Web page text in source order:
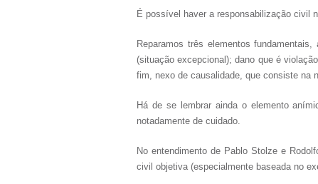
É possível haver a responsabilização civil
Reparamos três elementos
(situação excepcional); dano que é
fim, nexo de causalidade, que consiste na
Há de se lembrar ainda o elemento
notadamente de cuidado.
No entendimento de Pablo Stolze e
civil objetiva (especialmente baseada no